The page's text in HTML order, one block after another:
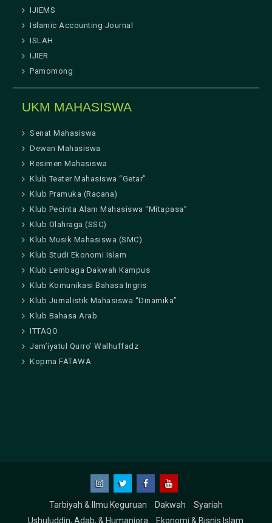
IJIEMS
Islamic Accounting Journal
ISLAH
IJIER
Pamomong
UKM MAHASISWA
Senat Mahasiswa
Dewan Mahasiswa
Resimen Mahasiswa
Klub Teater Mahasiswa “Getar”
Klub Pramuka (Racana)
Klub Pecinta Alam Mahasiswa “Mitapasa”
Klub Olahraga (SSC)
Klub Musik Mahasiswa (SMC)
Klub Studi Ekonomi Islam
Klub Lembaga Dakwah Kampus
Klub Komunikasi Bahasa Ingris
Klub Jurnalistik Mahasiswa “Dinamika”
Klub Bahasa Arab
ITTAQO
Jam’iyatul Qurro’ Walhuffadz
Kopma FATAWA
Tarbiyah & Ilmu Keguruan Dakwah
Syariah
Ushuluddin, Adab, & Humaniora
Ekonomi & Bisnis Islam